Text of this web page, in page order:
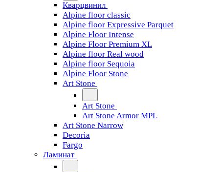
Кварцвинил
Alpine floor classic
Alpine floor Expressive Parquet
Alpine Floor Intense
Alpine Floor Premium XL
Alpine floor Real wood
Alpine floor Sequoia
Alpine Floor Stone
Art Stone
Art Stone
Art Stone Armor MPL
Art Stone Narrow
Decoria
Fargo
Ламинат